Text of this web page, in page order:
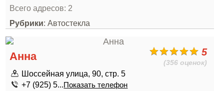
Всего адресов: 2
Рубрики: Автостекла
5
(356 оценок)
Анна
Шоссейная улица, 90, стр. 5
+7 (925) 5...Показать телефон